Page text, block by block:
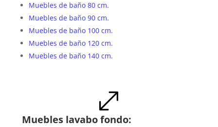
Muebles de baño 80 cm.
Muebles de baño 90 cm.
Muebles de baño 100 cm.
Muebles de baño 120 cm.
Muebles de baño 140 cm.
.
Muebles lavabo fondo: